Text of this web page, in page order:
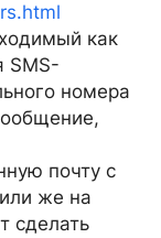
как
SMS-
номера
почту с
же на
сделать